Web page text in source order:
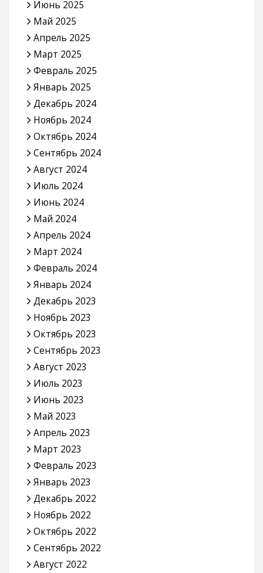
Июнь 2025
Май 2025
Апрель 2025
Март 2025
Февраль 2025
Январь 2025
Декабрь 2024
Ноябрь 2024
Октябрь 2024
Сентябрь 2024
Август 2024
Июль 2024
Июнь 2024
Май 2024
Апрель 2024
Март 2024
Февраль 2024
Январь 2024
Декабрь 2023
Ноябрь 2023
Октябрь 2023
Сентябрь 2023
Август 2023
Июль 2023
Июнь 2023
Май 2023
Апрель 2023
Март 2023
Февраль 2023
Январь 2023
Декабрь 2022
Ноябрь 2022
Октябрь 2022
Сентябрь 2022
Август 2022